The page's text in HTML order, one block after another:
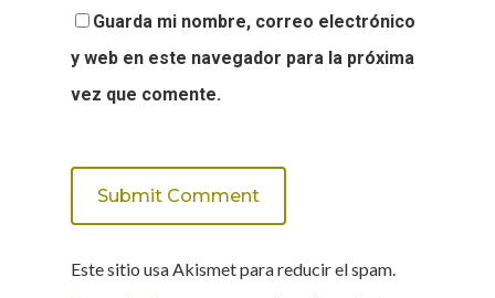
Guarda mi nombre, correo electrónico
y web en este navegador para la próxima
vez que comente.
Este sitio usa Akismet para reducir el spam.